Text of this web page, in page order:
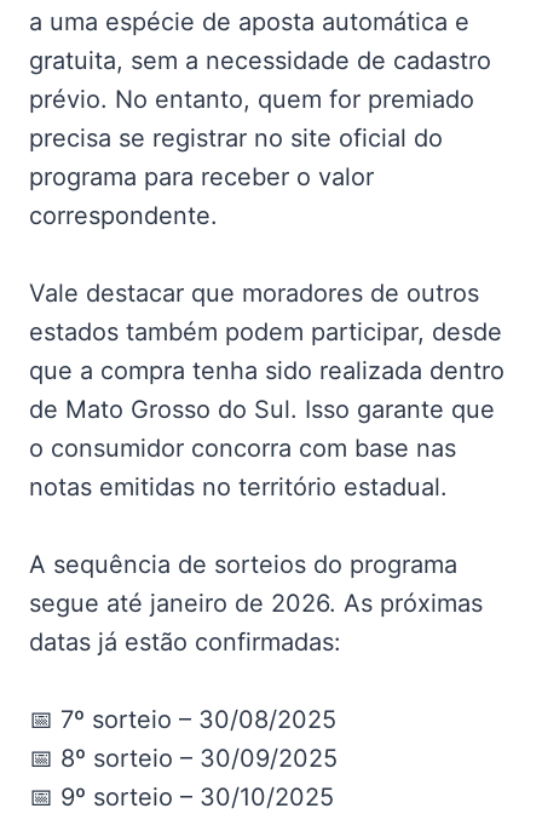
a uma espécie de aposta automática e
gratuita, sem a necessidade de cadastro
prévio. No entanto, quem for premiado
precisa se registrar no site oficial do
programa para receber o valor
correspondente.
Vale destacar que moradores de outros
estados também podem participar, desde
que a compra tenha sido realizada dentro
de Mato Grosso do Sul. Isso garante que
o consumidor concorra com base nas
notas emitidas no território estadual.
A sequência de sorteios do programa
segue até janeiro de 2026. As próximas
datas já estão confirmadas:
📅 7º sorteio – 30/08/2025
📅 8º sorteio – 30/09/2025
📅 9º sorteio – 30/10/2025